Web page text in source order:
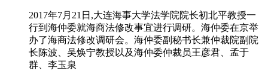
2017年7月21日,大连海事大学法学院院长初北平教授一
行到海仲委就海商法修改事宜进行调研。海仲委在京举
办了海商法修改调研会。海仲委副秘书长兼仲裁院副院
长陈波、吴焕宁教授以及海仲委仲裁员王彦君、孟于
群、李玉泉